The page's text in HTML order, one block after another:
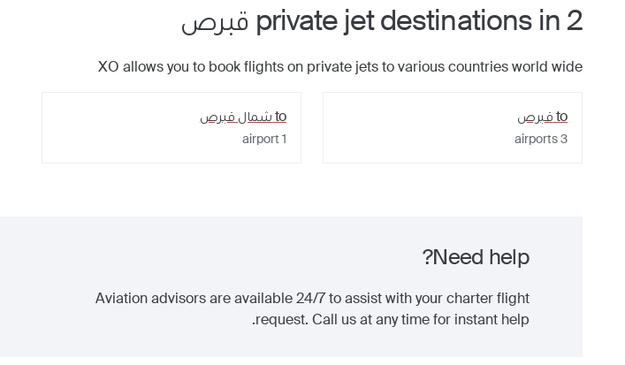
2
destinationsin قبرص
XO allows you to book flights on private jets to various countries world wide
toقبرص
3
airports
toشمال قبرص
1
airport
Need help?
Aviation advisors are available 24/7 to assist with your charter flight
request. Call us at any time for instant help.